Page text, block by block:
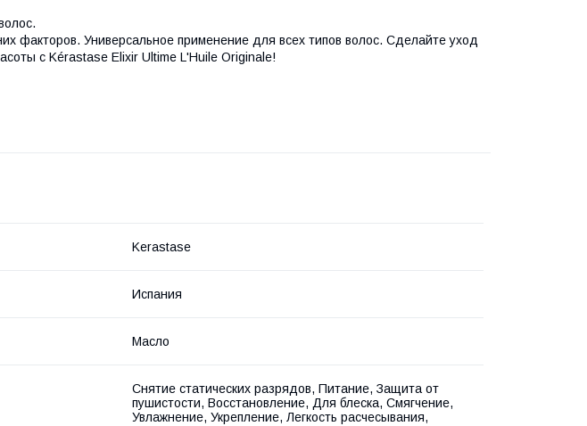
факторов. Универсальное применение для всех типов волос. Сделайте уход
с Kérastase Elixir Ultime L'Huile Originale!
Kerastase
Испания
Масло
Снятие статических разрядов, Питание, Защита от
пушистости, Восстановление, Для блеска, Смягчение,
Увлажнение, Укрепление, Легкость расчесывания,